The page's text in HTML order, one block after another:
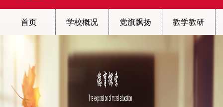
首页 学校概况 党旗飘扬 教学教研